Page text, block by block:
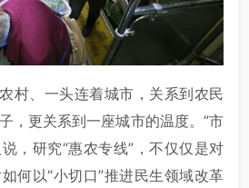
农村、一头连着城市，关系到农民
，更关系到一座城市的温度。”市
，研究“惠农专线”，不仅仅是对
何以“小切口”推进民生领域改革